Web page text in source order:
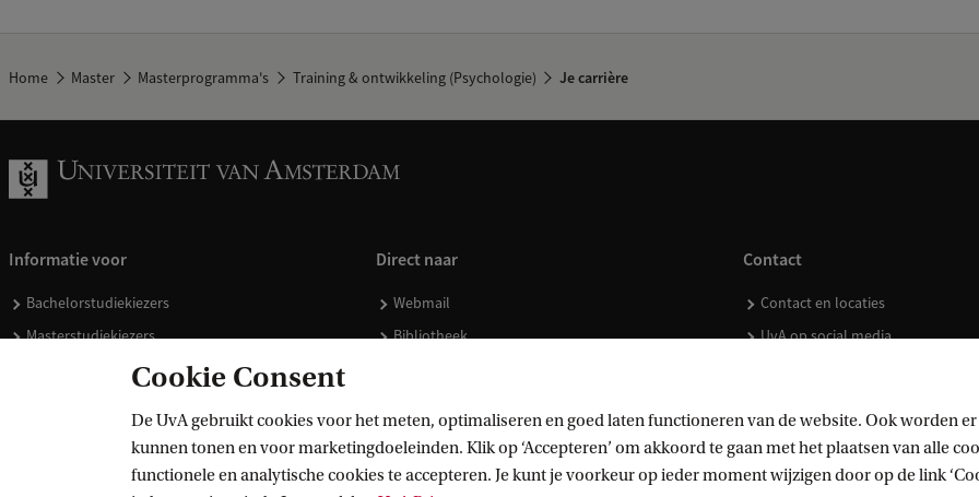
Home Master Masterprogramma's Training & ontwikkeling (Psychologie) Je carrière
Informatie voor
Bachelorstudiekiezers
Masterstudiekiezers
Direct naar
Webmail
Bibliotheek
Doneren
Merchandise kopen
Contact
Contact en locaties
UvA op social media
Cookie Consent
De UvA gebruikt cookies voor het meten, optimaliseren en goed laten functioneren van de website. Ook worden er
kunnen tonen en voor marketingdoeleinden. Klik op ‘Accepteren’ om akkoord te gaan met het plaatsen van alle
functionele en analytische cookies te accepteren. Je kunt je voorkeur op ieder moment wijzigen door op de link